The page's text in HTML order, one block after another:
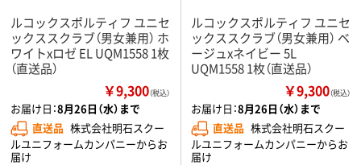
ルコックスポルティフ ユニセ
ックススクラブ（男女兼用） ホ
ワイトxロゼ EL UQM1558 1枚
（直送品）
￥9,300（税込）
お届け日：8月26日（水）まで
直送品 株式会社明石スクー
ルユニフォームカンパニーからお
届け
ルコックスポルティフ ユニセ
ックススクラブ（男女兼用） ベ
ージュxネイビー 5L
UQM1558 1枚（直送品）
￥9,300（税込）
お届け日：8月26日（水）まで
直送品 株式会社明石スクー
ルユニフォームカンパニーからお
届け